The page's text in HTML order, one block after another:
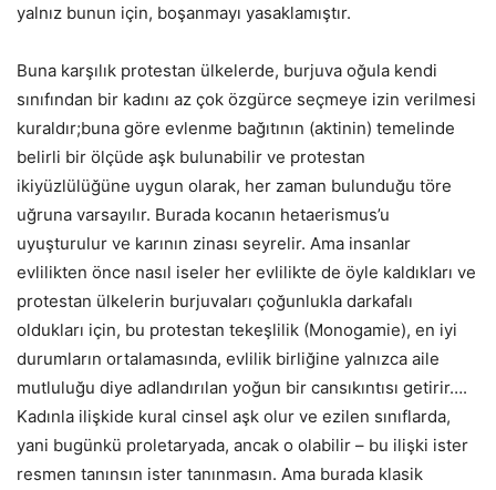
yalnız bunun için, boşanmayı yasaklamıştır.
Buna karşılık protestan ülkelerde, burjuva oğula kendi
sınıfından bir kadını az çok özgürce seçmeye izin verilmesi
kuraldır;buna göre evlenme bağıtının (aktinin) temelinde
belirli bir ölçüde aşk bulunabilir ve protestan
ikiyüzlülüğüne uygun olarak, her zaman bulunduğu töre
uğruna varsayılır. Burada kocanın hetaerismus’u
uyuşturulur ve karının zinası seyrelir. Ama insanlar
evlilikten önce nasıl iseler her evlilikte de öyle kaldıkları ve
protestan ülkelerin burjuvaları çoğunlukla darkafalı
oldukları için, bu protestan tekeşlilik (Monogamie), en iyi
durumların ortalamasında, evlilik birliğine yalnızca aile
mutluluğu diye adlandırılan yoğun bir cansıkıntısı getirir….
Kadınla ilişkide kural cinsel aşk olur ve ezilen sınıflarda,
yani bugünkü proletaryada, ancak o olabilir – bu ilişki ister
resmen tanınsın ister tanınmasın. Ama burada klasik